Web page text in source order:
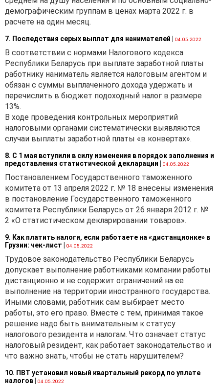
демографическим группам в ценах марта 2022 г. в
расчете на один месяц.
7. Последствия серых выплат для нанимателей | 04.05.2022
В соответствии с нормами Налогового кодекса
Республики Беларусь при выплате заработной платы
работнику наниматель является налоговым агентом и
обязан с суммы выплаченного дохода удержать и
перечислить в бюджет подоходный налог в размере
13%.
В ходе проведения контрольных мероприятий
налоговыми органами систематически выявляются
случаи выплаты заработной платы «в конвертах».
8. С 1 мая вступили в силу изменения в порядок заполнения и
представления статистической декларации | 04.05.2022
Постановлением Государственного таможенного
комитета от 13 апреля 2022 г. № 18 внесены изменения
в постановление Государственного таможенного
комитета Республики Беларусь от 26 января 2012 г. №
2 «О статистическом декларировании товаров».
9. Как платить налоги, если работаете на «дистанционке» в
Грузии: чек-лист | 04.05.2022
Трудовое законодательство Республики Беларусь
допускает выполнение работниками компании работы
дистанционно и не содержит ограничений на ее
выполнение на территории иностранного государства.
Иными словами, работник сам выбирает место
работы, это его право. Вместе с тем, принимая такое
решение надо быть внимательным к статусу
налогового резидента и налогам. Что означает статус
налоговый резидент, как работает законодательство и
что важно знать, чтобы не стать нарушителем?
10. ПВТ установил новый квартальный рекорд по уплате
налогов| 04.05.2022